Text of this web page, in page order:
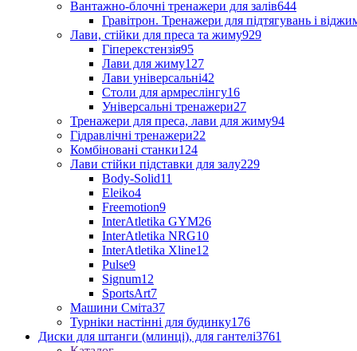
Вантажно-блочні тренажери для залів644
Гравітрон. Тренажери для підтягувань і
Лави, стійки для преса та жиму929
Гіперекстензія95
Лави для жиму127
Лави універсальні42
Столи для армреслінгу16
Універсальні тренажери27
Тренажери для преса, лави для жиму94
Гідравлічні тренажери22
Комбіновані станки124
Лави стійки підставки для залу229
Body-Solid11
Eleiko4
Freemotion9
InterAtletika GYM26
InterAtletika NRG10
InterAtletika Xline12
Pulse9
Signum12
SportsArt7
Машини Сміта37
Турніки настінні для будинку176
Диски для штанги (млинці), для гантелі3761